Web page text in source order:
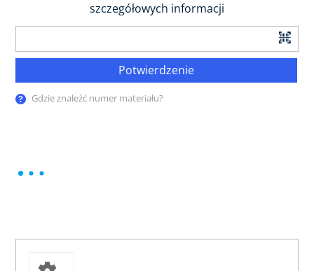
szczegółowych informacji
Potwierdzenie
Gdzie znaleźć numer materiału?